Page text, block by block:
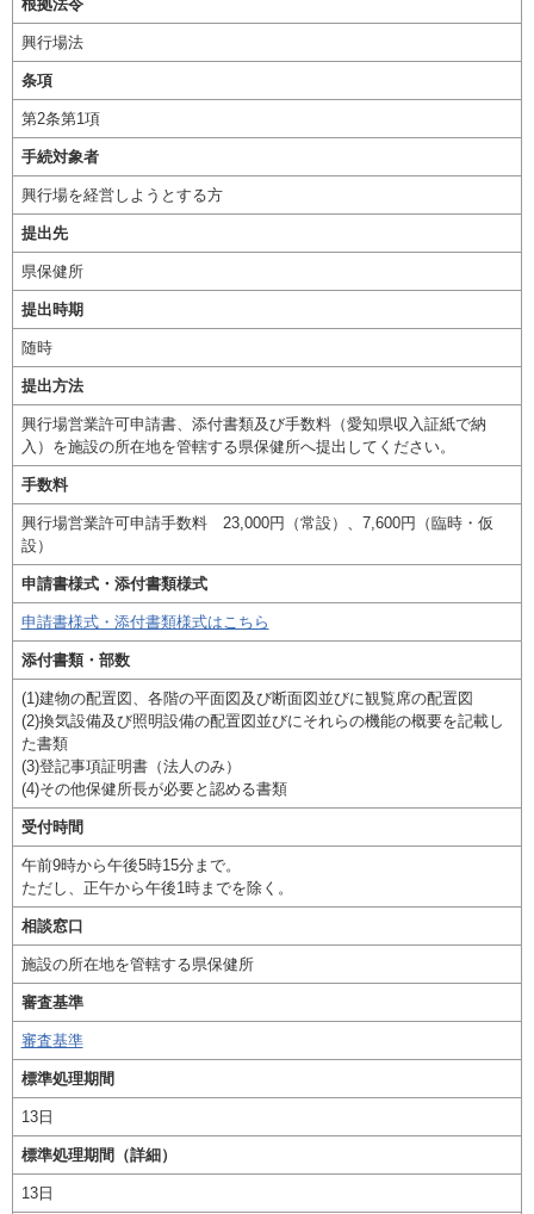
根拠法令
興行場法
条項
第2条第1項
手続対象者
興行場を経営しようとする方
提出先
県保健所
提出時期
随時
提出方法
興行場営業許可申請書、添付書類及び手数料（愛知県収入証紙で納
入）を施設の所在地を管轄する県保健所へ提出してください。
手数料
興行場営業許可申請手数料 23,000円（常設）、7,600円（臨時・仮
設）
申請書様式・添付書類様式
申請書様式・添付書類様式はこちら
添付書類・部数
(1)建物の配置図、各階の平面図及び断面図並びに観覧席の配置図
(2)換気設備及び照明設備の配置図並びにそれらの機能の概要を記載し
た書類
(3)登記事項証明書（法人のみ）
(4)その他保健所長が必要と認める書類
受付時間
午前9時から午後5時15分まで。
ただし、正午から午後1時までを除く。
相談窓口
施設の所在地を管轄する県保健所
審査基準
審査基準
標準処理期間
13日
標準処理期間（詳細）
13日